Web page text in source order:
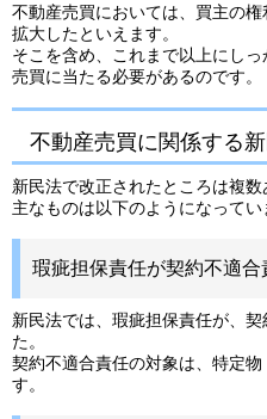
不動産売買においては、買主の
拡大したといえます。
そこを含め、これまで以上にし
売買に当たる必要があるのです。
不動産売買に関係する
新民法で改正されたところは複
主なものは以下のようになってい
瑕疵担保責任が契約不適合
新民法では、瑕疵担保責任が、
た。
契約不適合責任の対象は、特定
す。